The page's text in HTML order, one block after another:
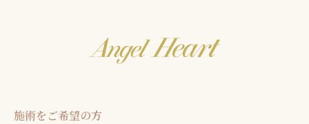
施術をご希望の方